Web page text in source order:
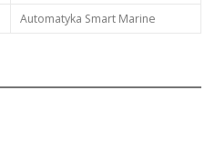
Automatyka Smart Marine